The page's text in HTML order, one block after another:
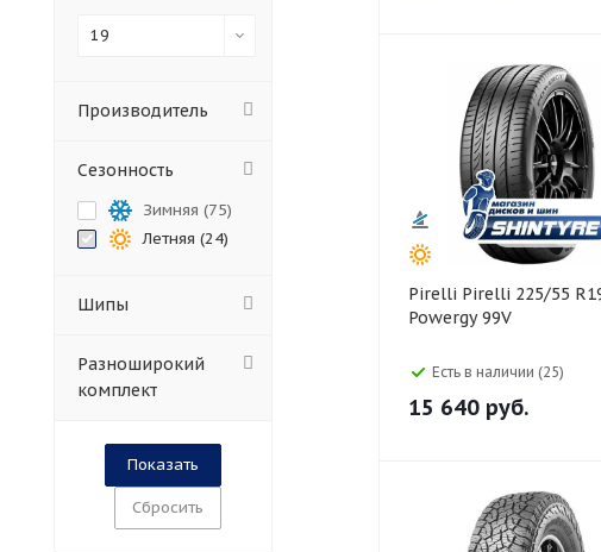
Pirelli Pirelli 225/55 R19
Powergy 99V
Есть в наличии (25)
15 640 руб.
19
Производитель
Сезонность
Зимняя (75)
Летняя (24)
Шипы
Разноширокий
комплект
Сбросить